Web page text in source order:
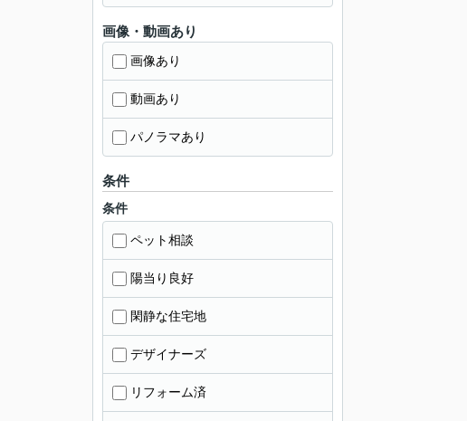
画像・動画あり
画像あり
動画あり
パノラマあり
条件
条件
ペット相談
陽当り良好
閑静な住宅地
デザイナーズ
リフォーム済